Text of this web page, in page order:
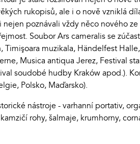
rukopisů, ale i o nově vzniklá
nejen poznávali vždy něco nového
Soubor Ars cameralis se
Timişoara muzikala, Händelfest
Musica antiqua Jerez, Festival
soudobé hudby Kraków apod.).
Polsko, Maďarsko).
nástroje - varhanní portativ,
rohy, šalmaje, krumhorny,